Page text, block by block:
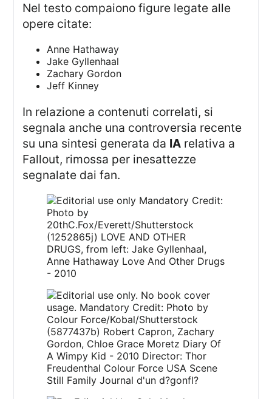
Nel testo compaiono figure legate alle
opere citate:
Anne Hathaway
Jake Gyllenhaal
Zachary Gordon
Jeff Kinney
In relazione a contenuti correlati, si
segnala anche una controversia recente
su una sintesi generata da IA relativa a
Fallout, rimossa per inesattezze
segnalate dai fan.